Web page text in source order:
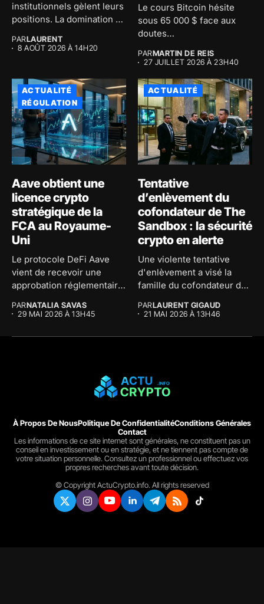
institutionnels gèlent leurs
positions. La domination de
PARLAURENT
8 AOÛT 2026 À 14H20
Le cours Bitcoin hésite
sous 65 000 $ face aux
doutes
PARMARTIN DE REIS
27 JUILLET 2026 À 23H40
ACTUALITÉ
RÉGULATION
Aave obtient une
licence crypto
stratégique de la
FCA au Royaume-
Uni
Le protocole DeFi Aave
vient de recevoir une
approbation réglementaire
PARNATALIA SAVAS
29 MAI 2026 À 13H45
ACTUALITÉ
Tentative
d’enlèvement du
cofondateur de The
Sandbox : la sécurité
crypto en alerte
Une violente tentative
d'enlèvement a visé la
famille du cofondateur de
PARLAURENT GIGAUD
21 MAI 2026 À 13H46
À Propos De NousPolitique De ConfidentialitéConditions Générales
Contact
Les informations de ce site internet sont générales, ne constituent pas un
conseil en investissement ou en stratégie, et ne tiennent pas compte de
votre situation personnelle. Consultez un professionnel ou effectuez vos
propres recherches avant toute décision.
© Copyright ActuCrypto.info. All rights reserved